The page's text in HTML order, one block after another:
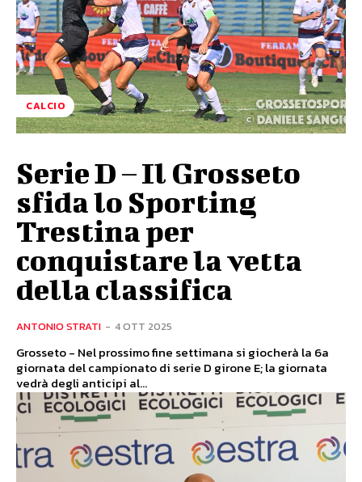
CALCIO
Serie D – Il Grosseto
sfida lo Sporting
Trestina per
conquistare la vetta
della classifica
ANTONIO STRATI - 4 OTT 2025
Grosseto - Nel prossimo fine settimana si giocherà la 6a
giornata del campionato di serie D girone E; la giornata
vedrà degli anticipi al...